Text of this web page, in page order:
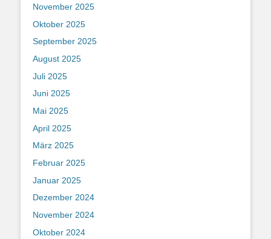
November 2025
Oktober 2025
September 2025
August 2025
Juli 2025
Juni 2025
Mai 2025
April 2025
März 2025
Februar 2025
Januar 2025
Dezember 2024
November 2024
Oktober 2024